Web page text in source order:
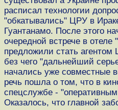
расписал технологии
"обкатывались" ЦРУ в
Гуантанамо. После этого
очередной встрече в
предложили стать
без чего "дальнейший
начались уже совместные
речь пошла о том, что в
спецслужбе -
Оказалось, что главной